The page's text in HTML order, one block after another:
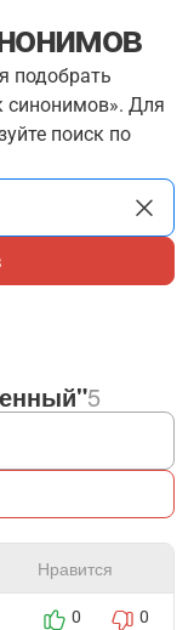
подобрать
синонимов». Для
поиск по
5
Нравится
0 0